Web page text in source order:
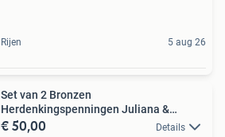
Rijen 5 aug 26
Set van 2 Bronzen
Herdenkingspenningen Juliana &
Wilhelmina
€ 50,00 Details